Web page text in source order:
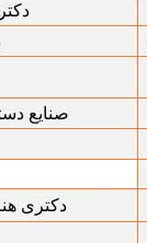
صنایع
دکتری